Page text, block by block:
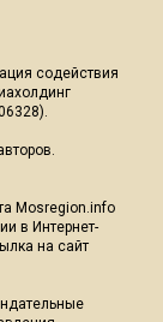
содействия
Mosregion.info
в Интернет-
на сайт